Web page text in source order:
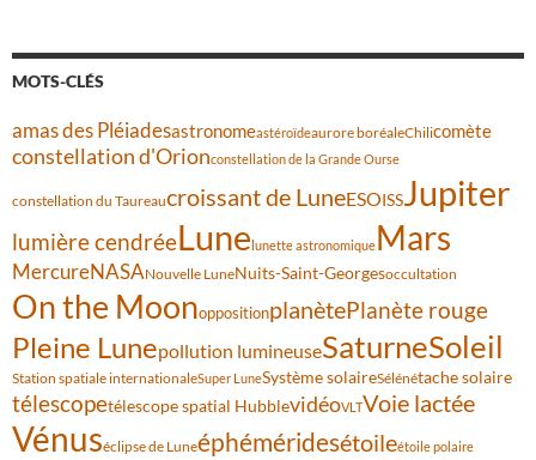
MOTS-CLÉS
amas des Pléiadesastronomeastéroïdeaurore boréaleChilicomète
constellation d'Orionconstellation de la Grande Ourse
constellation du Taureaucroissant de LuneESOISSJupiter
lumière cendréeLunelunette astronomiqueMars
MercureNASANouvelle LuneNuits-Saint-Georgesoccultation
On the MoonoppositionplanètePlanète rouge
Pleine Lunepollution lumineuseSaturneSoleil
Station spatiale internationaleSuper LuneSystème solaireSélénétache solaire
télescopetélescope spatial HubblevidéoVLTVoie lactée
Vénuséclipse de Luneéphéméridesétoileétoile polaire